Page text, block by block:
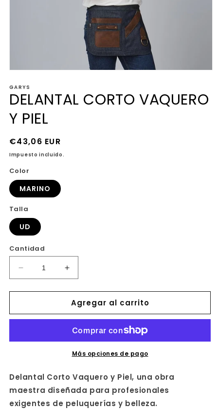
multimedia
1
en
ventana
modal
GARYS
DELANTAL CORTO VAQUERO
Y PIEL
Precio
habitual
€43,06 EUR
Impuesto incluido.
Color
MARINO
Talla
UD
Cantidad
Reducir
cantidad
para
CORTO
PIEL
Aumentar
cantidad
para
DELANTAL
CORTO
PIEL
Agregar al carrito
Más opciones de pago
Delantal Corto Vaquero y Piel, una obra
maestra diseñada para profesionales
exigentes de peluquerías y belleza.